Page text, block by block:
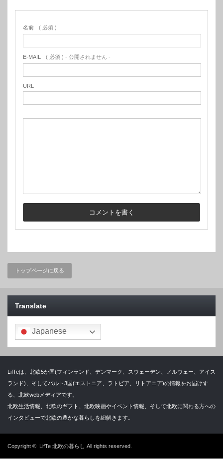
名前 ( 必須 )
E-MAIL ( 必須 ) - 公開されません -
URL
トップページに戻る
Translate
Japanese
LifTeは、北欧5か国(フィンランド、デンマーク、スウェーデン、ノルウェー、アイス
ランド)、そしてバルト3国(エストニア、ラトビア、リトアニア)の情報をお届けす
る、北欧webメディアです。
北欧生活情報、北欧のギフト、北欧映画やイベント情報、そして北欧に関わる方への
インタビューで北欧の豊かな暮らしを紐解きます。
Copyright © LifTe 北欧の暮らし All rights reserved.